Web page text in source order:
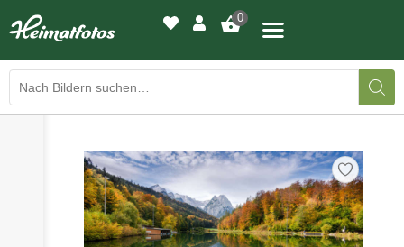
0
BILDERGALERIE
DRUCKQUALITÄTEN
LED-LEUCHTBILDER